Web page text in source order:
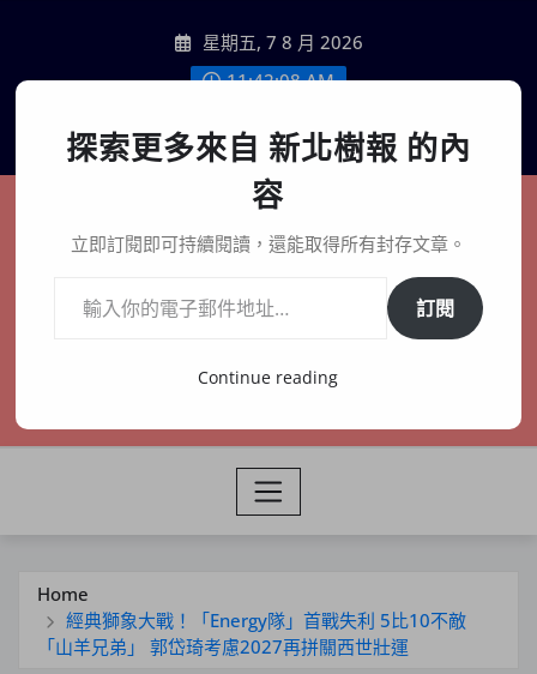
content
星期五, 7 8 月 2026
11:42:09 AM
聯絡我們
新北樹報
在地、記憶、連結、創生
Home
經典獅象大戰！「Energy隊」首戰失利 5比10不敵
「山羊兄弟」 郭岱琦考慮2027再拼關西世壯運
探索更多來自 新北樹報 的內
容
立即訂閱即可持續閱讀，還能取得所有封存文章。
訂閱
Continue reading